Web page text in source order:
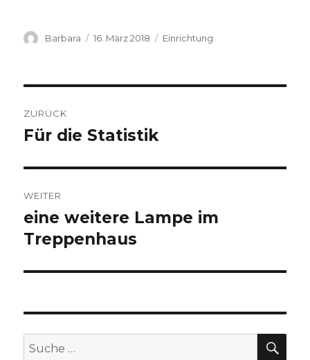
Autor
Barbara
Veröffentlicht
16. März 2018 Kategorien
Einrichtung
ZURÜCK
Vorheriger
Für die Statistik
WEITER
Nächster
Beitrag:
eine weitere Lampe im
Treppenhaus
Suche